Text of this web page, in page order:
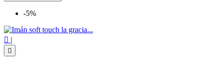
-5%
 |
